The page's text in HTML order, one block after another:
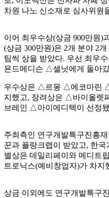
차원 나노 신소재로 심사위원
이어 최우수상(상금 900만원)
(상금 300만원)은 2개 분야 2
팀씩 상을 받았다. 우선 최우
욘드메디슨 △셀닛에게 돌아
우수상은 △르몽 △에코마린
지했고, 장려상은 △바이올렛
브레인 △아이메디텍이 선정
주최측인 연구개발특구진흥
꾼과 플랑크랩이 받았고, 한
별상은 데일리페이와 메디트
트로닉스(예비창업자)가 차지
상금 이외에도 연구개발특구